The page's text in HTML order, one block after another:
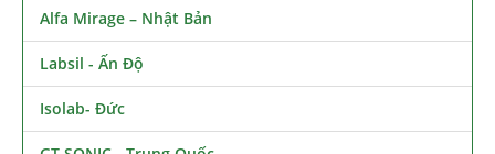
Alfa Mirage – Nhật Bản
Labsil - Ấn Độ
Isolab- Đức